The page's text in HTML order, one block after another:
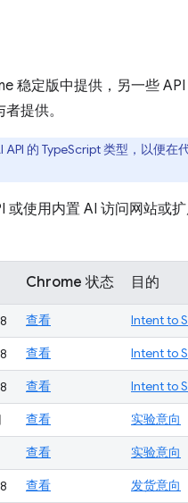
稳定版中提供，另一些
提供。
的 TypeScript 类型，以便在
或使用内置 AI 访问网站或
Chrome 状态 目的
查看 Intent to
查看 Intent to
查看 Intent to
查看 实验意向
查看 实验意向
查看 发货意向